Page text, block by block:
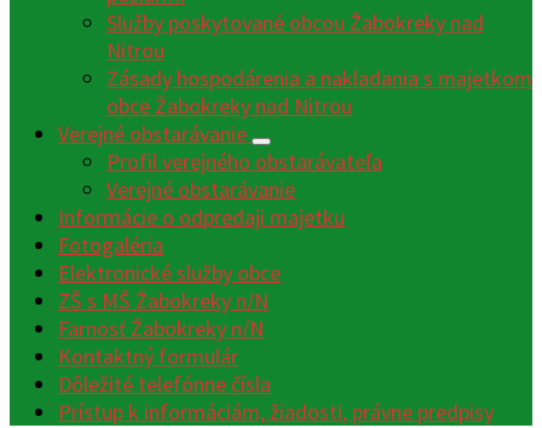
Služby poskytované obcou Žabokreky nad
Nitrou
Zásady hospodárenia a nakladania s majetkom
obce Žabokreky nad Nitrou
Verejné obstarávanie
Profil verejného obstarávateľa
Verejné obstarávanie
Informácie o odpredaji majetku
Fotogaléria
Elektronické služby obce
ZŠ s MŠ Žabokreky n/N
Farnosť Žabokreky n/N
Kontaktný formulár
Dôležité telefónne čísla
Prístup k informáciám, žiadosti, právne predpisy